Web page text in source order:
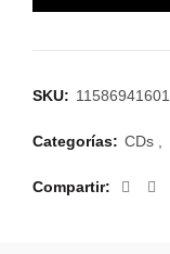
SKU: 11586941601
Categorías: CDs
Compartir